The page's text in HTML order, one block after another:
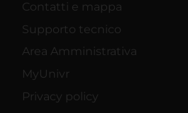
Contatti e mappa
Supporto tecnico
Area Amministrativa
MyUnivr
Privacy policy